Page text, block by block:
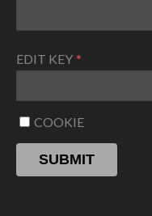
EDIT KEY
COOKIE
SUBMIT